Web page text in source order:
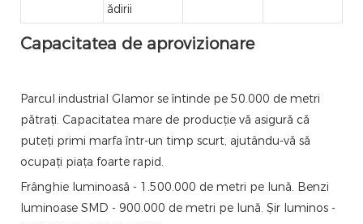
ădirii
Capacitatea de aprovizionare
Parcul industrial Glamor se întinde pe 50.000 de metri
pătrați. Capacitatea mare de producție vă asigură că
puteți primi marfa într-un timp scurt, ajutându-vă să
ocupați piața foarte rapid.
Frânghie luminoasă - 1.500.000 de metri pe lună. Benzi
luminoase SMD - 900.000 de metri pe lună. Șir luminos -